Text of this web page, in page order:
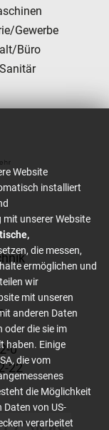
Gewerbe
Büro
0
22
Website
installiert
unserer Website
die messen,
ermöglichen und
wir
mit unseren
anderen Daten
oder die sie im
haben. Einige
die vom
die Möglichkeit
von US-
verarbeitet